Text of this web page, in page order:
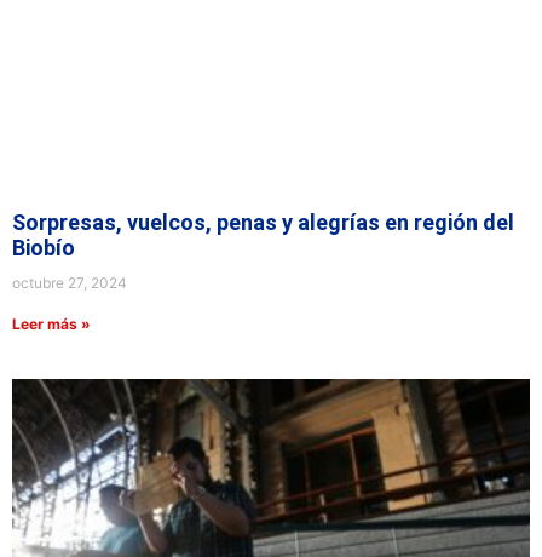
Sorpresas, vuelcos, penas y alegrías en región del
Biobío
octubre 27, 2024
Leer más »